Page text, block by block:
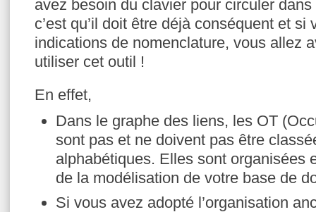
avez besoin du clavier pour circuler
c’est qu’il doit être déjà conséquent et si
indications de nomenclature, vous allez
utiliser cet outil !
En effet,
Dans le graphe des liens, les OT
sont pas et ne doivent pas être
alphabétiques. Elles sont organisées
de la modélisation de votre base de
Si vous avez adopté l’organisation